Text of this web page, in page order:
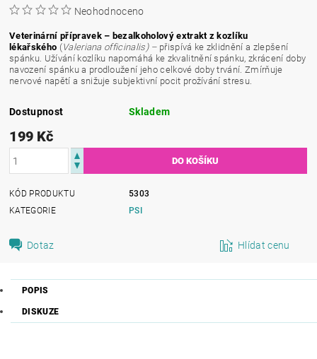
Neohodnoceno
Veterinární přípravek – bezalkoholový extrakt z kozlíku
lékařského (Valeriana officinalis) – přispívá ke zklidnění a zlepšení
spánku. Užívání kozlíku napomáhá ke zkvalitnění spánku, zkrácení doby
navození spánku a prodloužení jeho celkové doby trvání. Zmírňuje
nervové napětí a snižuje subjektivní pocit prožívání stresu.
Dostupnost Skladem
199 Kč
KÓD PRODUKTU
5303
KATEGORIE
PSI
Dotaz Hlídat cenu
POPIS
DISKUZE